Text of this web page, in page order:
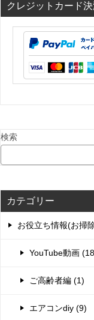
クレジットカード決
検索
カテゴリー
お役立ち情報(お掃
YouTube動画
ご高齢者編 (1)
エアコンdiy (9)